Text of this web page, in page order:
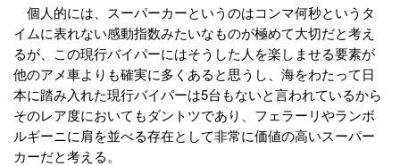
個人的には、スーパーカーというのはコンマ何秒というタ
イムに表れない感動指数みたいなものが極めて大切だと考え
るが、この現行バイパーにはそうした人を楽しませる要素が
他のアメ車よりも確実に多くあると思うし、海をわたって日
本に踏み入れた現行バイパーは5台もないと言われているから
そのレア度においてもダントツであり、フェラーリやランボ
ルギーニに肩を並べる存在として非常に価値の高いスーパー
カーだと考える。